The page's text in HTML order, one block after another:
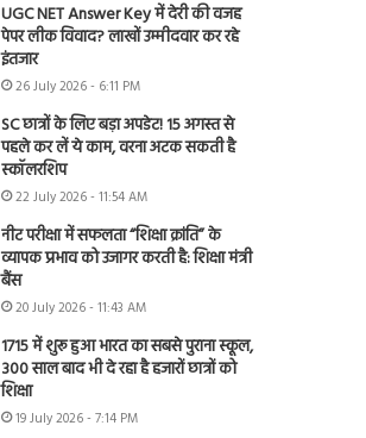
UGC NET Answer Key में देरी की वजह
पेपर लीक विवाद? लाखों उम्मीदवार कर रहे
इंतजार
26 July 2026 - 6:11 PM
SC छात्रों के लिए बड़ा अपडेट! 15 अगस्त से
पहले कर लें ये काम, वरना अटक सकती है
स्कॉलरशिप
22 July 2026 - 11:54 AM
नीट परीक्षा में सफलता “शिक्षा क्रांति” के
व्यापक प्रभाव को उजागर करती है: शिक्षा मंत्री
बैंस
20 July 2026 - 11:43 AM
1715 में शुरू हुआ भारत का सबसे पुराना स्कूल,
300 साल बाद भी दे रहा है हजारों छात्रों को
शिक्षा
19 July 2026 - 7:14 PM